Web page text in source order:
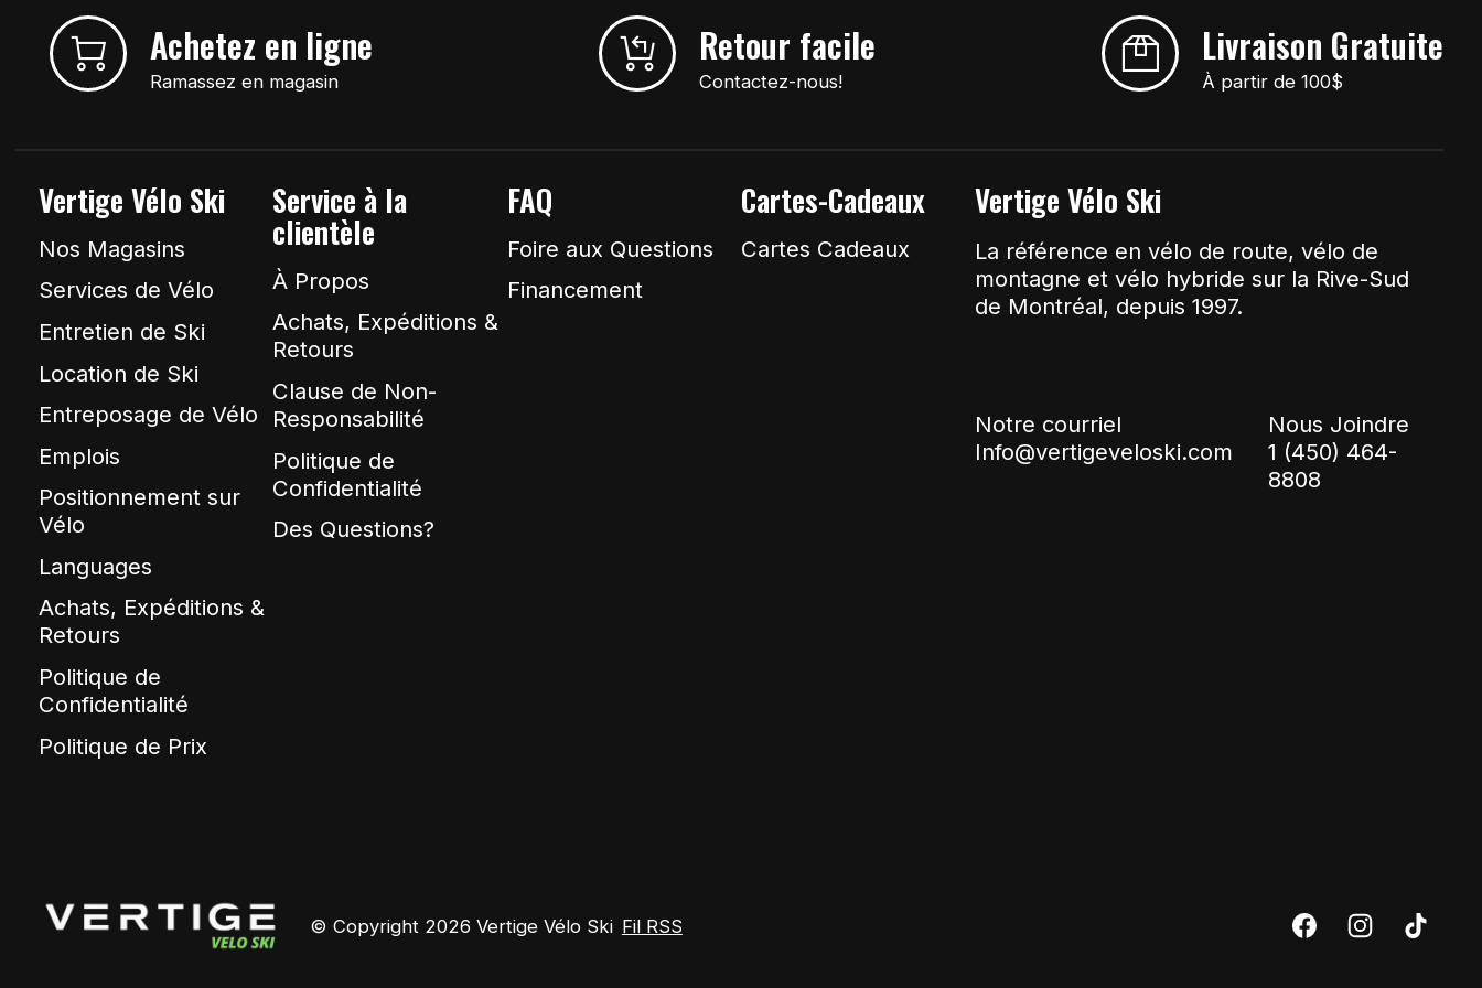
Achetez en ligne
Ramassez en magasin
Retour facile
Contactez-nous!
Livraison Gratuite
À partir de 100$
Vertige Vélo Ski
Nos Magasins
Services de Vélo
Entretien de Ski
Location de Ski
Entreposage de Vélo
Emplois
Positionnement sur
Vélo
Languages
Achats, Expéditions &
Retours
Politique de
Confidentialité
Politique de Prix
Service à la
clientèle
À Propos
Achats, Expéditions &
Retours
Clause de Non-
Responsabilité
Politique de
Confidentialité
Des Questions?
FAQ
Foire aux Questions
Financement
Cartes-Cadeaux
Cartes Cadeaux
Vertige Vélo Ski
La référence en vélo de route, vélo de
montagne et vélo hybride sur la Rive-Sud
de Montréal, depuis 1997.
Notre courriel
Info@vertigeveloski.com
Nous Joindre
1 (450) 464-
8808
© Copyright 2026 Vertige Vélo Ski Fil RSS